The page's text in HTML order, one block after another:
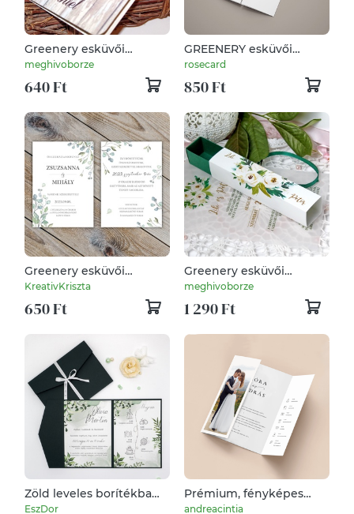
Greenery esküvői
meghívó kinyitható
formátumban
meghivoborze
640 Ft
GREENERY esküvői
meghívó
rosecard
850 Ft
Greenery esküvői
meghívó
KreativKriszta
650 Ft
Greenery esküvői
meghívó dobozban
meghivoborze
1 290 Ft
Zöld leveles borítékba
hajtott esküvői meghívó
EszDor
Prémium, fényképes
esküvői meghívó,
andreacintia